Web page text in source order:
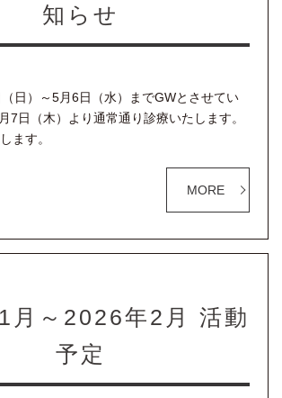
知らせ
日）～5月6日（水）までGWとさせてい
7日（木）より通常通り診療いたします。
ます。
MORE
月～2026年2月 活動
予定